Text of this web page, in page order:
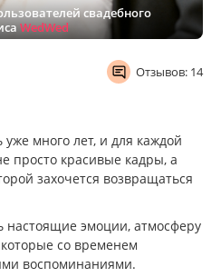
свадебного
WedWed
Отзывов: 14
много лет, и для каждой
просто красивые кадры, а
захочется возвращаться
настоящие эмоции, атмосферу
со временем
воспоминаниями.